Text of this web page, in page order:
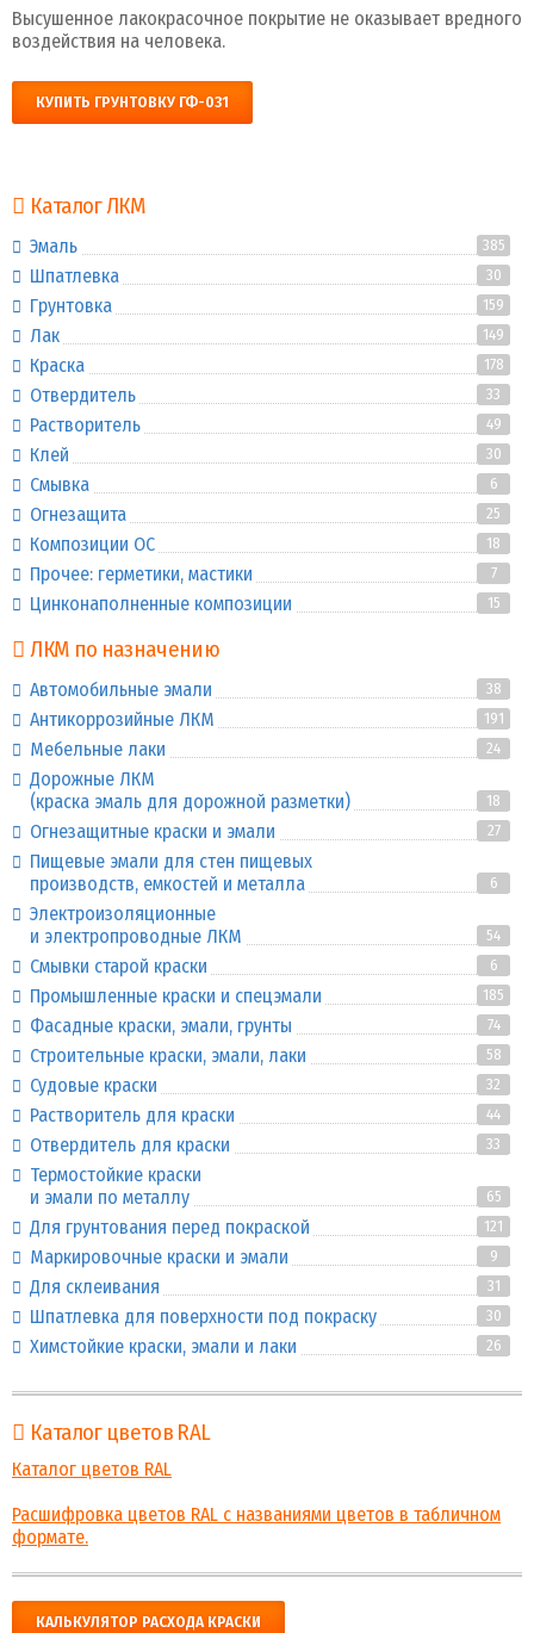
Высушенное лакокрасочное покрытие не оказывает вредного
воздействия на человека.
КУПИТЬ ГРУНТОВКУ ГФ-031
Каталог ЛКМ
Эмаль 385
Шпатлевка 30
Грунтовка 159
Лак 149
Краска 178
Отвердитель 33
Растворитель 49
Клей 30
Смывка 6
Огнезащита 25
Композиции ОС 18
Прочее: герметики, мастики 7
Цинконаполненные композиции 15
ЛКМ по назначению
Автомобильные эмали 38
Антикоррозийные ЛКМ 191
Мебельные лаки 24
Дорожные ЛКМ
(краска эмаль для дорожной разметки)
18
Огнезащитные краски и эмали 27
Пищевые эмали для стен пищевых
производств, емкостей и металла
6
Электроизоляционные
и электропроводные ЛКМ
54
Смывки старой краски 6
Промышленные краски и спецэмали 185
Фасадные краски, эмали, грунты 74
Строительные краски, эмали, лаки 58
Судовые краски 32
Растворитель для краски 44
Отвердитель для краски 33
Термостойкие краски
и эмали по металлу
65
Для грунтования перед покраской 121
Маркировочные краски и эмали 9
Для склеивания 31
Шпатлевка для поверхности под покраску 30
Химстойкие краски, эмали и лаки 26
Каталог цветов RAL
Каталог цветов RAL
Расшифровка цветов RAL с названиями цветов в табличном
формате.
КАЛЬКУЛЯТОР РАСХОДА КРАСКИ